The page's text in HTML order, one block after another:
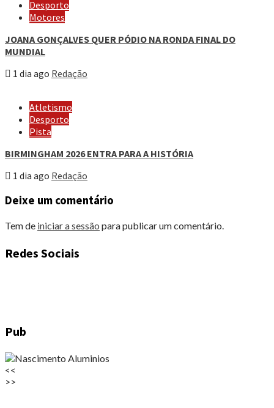
Desporto
Motores
JOANA GONÇALVES QUER PÓDIO NA RONDA FINAL DO
MUNDIAL
1 dia ago Redação
Atletismo
Desporto
Pista
BIRMINGHAM 2026 ENTRA PARA A HISTÓRIA
1 dia ago Redação
Deixe um comentário
Tem de iniciar a sessão para publicar um comentário.
Redes Sociais
Pub
<<
>>